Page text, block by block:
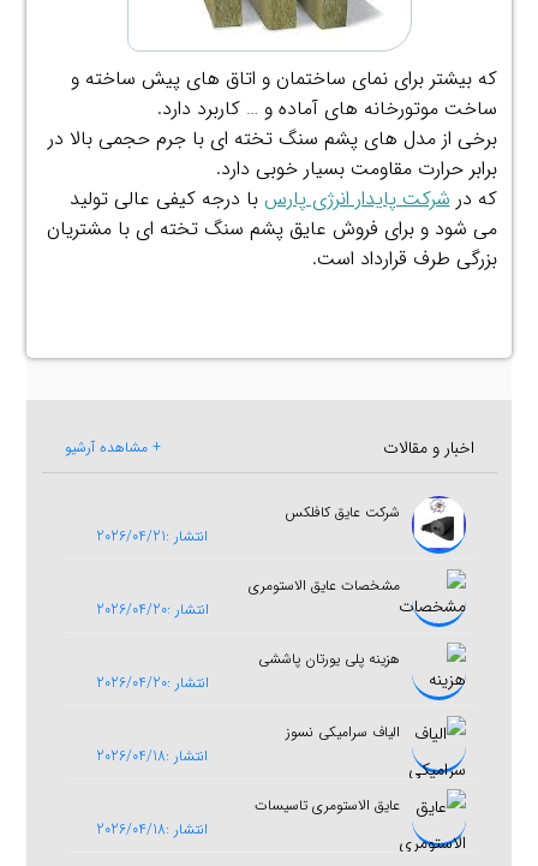
که بیشتر برای نمای ساختمان و اتاق های پیش ساخته و
ساخت موتورخانه های آماده و … کاربرد دارد.
برخی از مدل های پشم سنگ تخته ای با جرم حجمی بالا در
برابر حرارت مقاومت بسیار خوبی دارد.
که درشرکت پایدار انرژی پارس با درجه کیفی عالی تولید
می شود و برای فروش عایق پشم سنگ تخته ای با مشتریان
بزرگی طرف قرارداد است.
اخبار و مقالات + مشاهده آرشیو
شرکت عایق کافلکس
انتشار :2026/04/21
مشخصات عایق الاستومری
انتشار :2026/04/20
هزینه پلی یورتان پاششی
انتشار :2026/04/20
الیاف سرامیکی نسوز
انتشار :2026/04/18
عایق الاستومری تاسیسات
انتشار :2026/04/18